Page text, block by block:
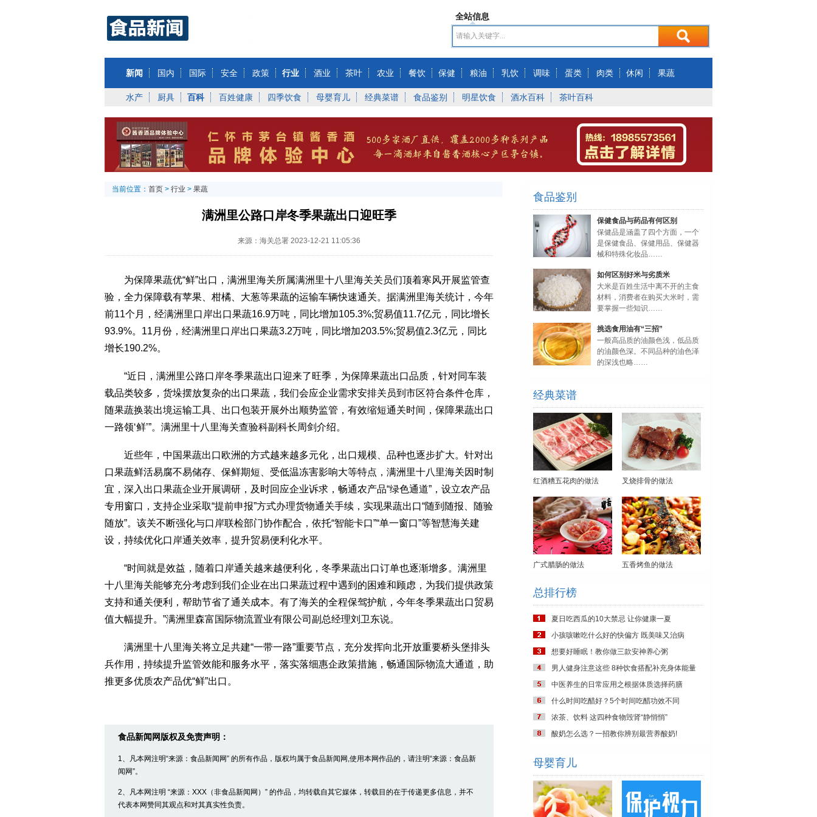
全站信息
新闻 国内 国际 安全 政策 行业 酒业 茶叶 农业 餐饮 保健 粮油 乳饮 调味 蛋类 肉类 休闲 果蔬
水产 厨具 百科 百姓健康 四季饮食 母婴育儿 经典菜谱 食品鉴别 明星饮食 酒水百科 茶叶百科
当前位置： 首页 > 行业 > 果蔬
满洲里公路口岸冬季果蔬出口迎旺季
来源：海关总署 2023-12-21 11:05:36
为保障果蔬优“鲜”出口，满洲里海关所属满洲里十八里海关关员们顶着寒风开展监管查
验，全力保障载有苹果、柑橘、大葱等果蔬的运输车辆快速通关。据满洲里海关统计，今年
前11个月，经满洲里口岸出口果蔬16.9万吨，同比增加105.3%;贸易值11.7亿元，同比增长
93.9%。11月份，经满洲里口岸出口果蔬3.2万吨，同比增加203.5%;贸易值2.3亿元，同比
增长190.2%。
“近日，满洲里公路口岸冬季果蔬出口迎来了旺季，为保障果蔬出口品质，针对同车装
载品类较多，货垛摆放复杂的出口果蔬，我们会应企业需求安排关员到市区符合条件仓库，
随果蔬换装出境运输工具、出口包装开展外出顺势监管，有效缩短通关时间，保障果蔬出口
一路领‘鲜’”。满洲里十八里海关查验科副科长周剑介绍。
近些年，中国果蔬出口欧洲的方式越来越多元化，出口规模、品种也逐步扩大。针对出
口果蔬鲜活易腐不易储存、保鲜期短、受低温冻害影响大等特点，满洲里十八里海关因时制
宜，深入出口果蔬企业开展调研，及时回应企业诉求，畅通农产品“绿色通道”，设立农产品
专用窗口，支持企业采取“提前申报”方式办理货物通关手续，实现果蔬出口“随到随报、随验
随放”。该关不断强化与口岸联检部门协作配合，依托“智能卡口”“单一窗口”等智慧海关建
设，持续优化口岸通关效率，提升贸易便利化水平。
“时间就是效益，随着口岸通关越来越便利化，冬季果蔬出口订单也逐渐增多。满洲里
十八里海关能够充分考虑到我们企业在出口果蔬过程中遇到的困难和顾虑，为我们提供政策
支持和通关便利，帮助节省了通关成本。有了海关的全程保驾护航，今年冬季果蔬出口贸易
值大幅提升。”满洲里森富国际物流置业有限公司副总经理刘卫东说。
满洲里十八里海关将立足共建“一带一路”重要节点，充分发挥向北开放重要桥头堡排头
兵作用，持续提升监管效能和服务水平，落实落细惠企政策措施，畅通国际物流大通道，助
推更多优质农产品优“鲜”出口。
食品新闻网版权及免责声明：
1、凡本网注明“来源：食品新闻网” 的所有作品，版权均属于食品新闻网,使用本网作品的，请注明“来源：食品新
闻网”。
2、凡本网注明 “来源：XXX（非食品新闻网）” 的作品，均转载自其它媒体，转载目的在于传递更多信息，并不
代表本网赞同其观点和对其真实性负责。
食品鉴别
保健食品与药品有何区别
保健品是涵盖了四个方面，一个
是保健食品、保健用品、保健器
械和特殊化妆品……
如何区别好米与劣质米
大米是百姓生活中离不开的主食
材料，消费者在购买大米时，需
要掌握一些知识……
挑选食用油有“三招”
一般高品质的油颜色浅，低品质
的油颜色深。不同品种的油色泽
的深浅也略……
经典菜谱
红酒糟五花肉的做法 叉烧排骨的做法
广式腊肠的做法 五香烤鱼的做法
总排行榜
夏日吃西瓜的10大禁忌 让你健康一夏
小孩咳嗽吃什么好的快偏方 既美味又治病
想要好睡眠！教你做三款安神养心粥
男人健身注意这些 8种饮食搭配补充身体能量
中医养生的日常应用之根据体质选择药膳
什么时间吃醋好？5个时间吃醋功效不同
浓茶、饮料 这四种食物毁肾“静悄悄”
酸奶怎么选？一招教你辨别最营养酸奶!
母婴育儿